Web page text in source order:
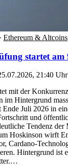
· Ethereum & Altcoins
startet am
21:40 Uhr
mit der
im Hintergrund
Ende Juli 2026 in
und
Tendenz der
Hoskinson wirft
Cardano-
Hintergrund ist